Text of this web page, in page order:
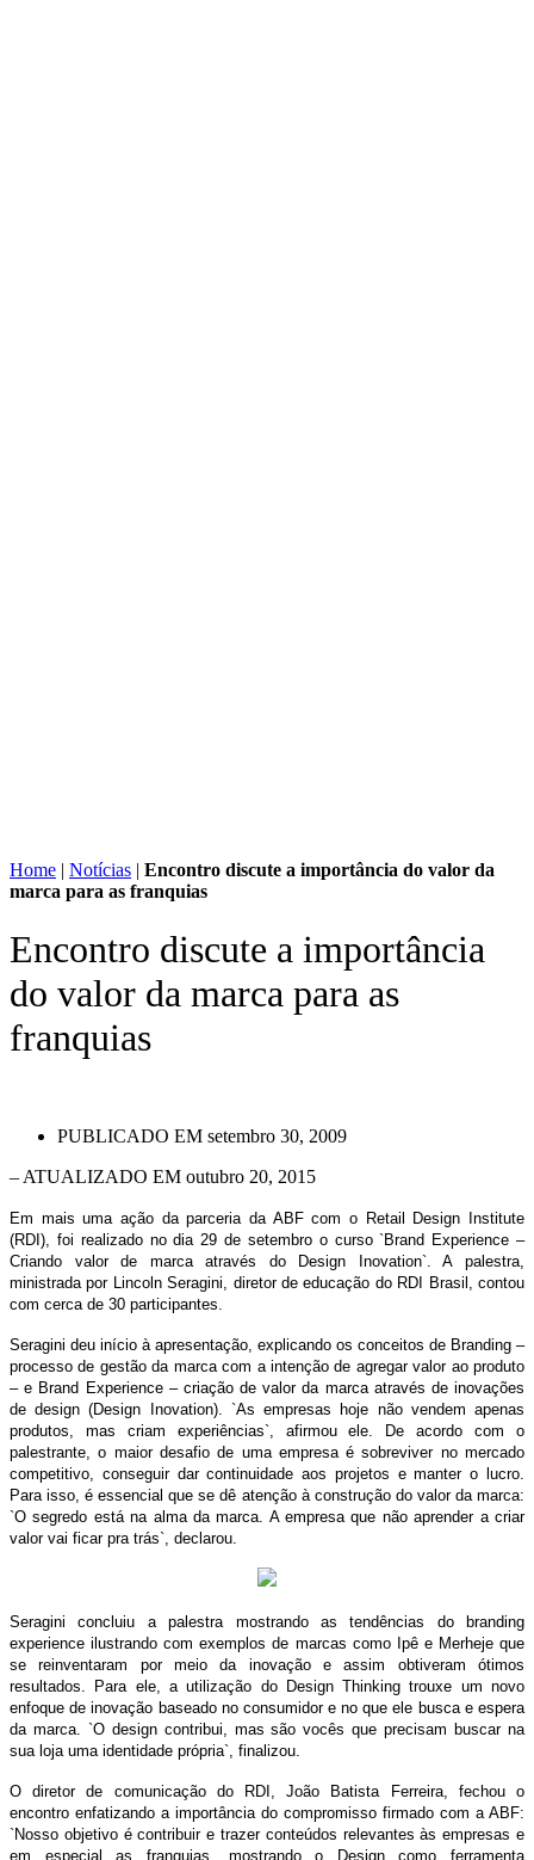
Home | Notícias | Encontro discute a importância do valor da
marca para as franquias
Encontro discute a importância
do valor da marca para as
franquias
PUBLICADO EM setembro 30, 2009
– ATUALIZADO EM outubro 20, 2015
Em mais uma ação da parceria da ABF com o Retail Design Institute
(RDI), foi realizado no dia 29 de setembro o curso `Brand Experience –
Criando valor de marca através do Design Inovation`. A palestra,
ministrada por Lincoln Seragini, diretor de educação do RDI Brasil, contou
com cerca de 30 participantes.
Seragini deu início à apresentação, explicando os conceitos de Branding –
processo de gestão da marca com a intenção de agregar valor ao produto
– e Brand Experience – criação de valor da marca através de inovações
de design (Design Inovation). `As empresas hoje não vendem apenas
produtos, mas criam experiências`, afirmou ele. De acordo com o
palestrante, o maior desafio de uma empresa é sobreviver no mercado
competitivo, conseguir dar continuidade aos projetos e manter o lucro.
Para isso, é essencial que se dê atenção à construção do valor da marca:
`O segredo está na alma da marca. A empresa que não aprender a criar
valor vai ficar pra trás`, declarou.
Seragini concluiu a palestra mostrando as tendências do branding
experience ilustrando com exemplos de marcas como Ipê e Merheje que
se reinventaram por meio da inovação e assim obtiveram ótimos
resultados. Para ele, a utilização do Design Thinking trouxe um novo
enfoque de inovação baseado no consumidor e no que ele busca e espera
da marca. `O design contribui, mas são vocês que precisam buscar na
sua loja uma identidade própria`, finalizou.
O diretor de comunicação do RDI, João Batista Ferreira, fechou o
encontro enfatizando a importância do compromisso firmado com a ABF:
`Nosso objetivo é contribuir e trazer conteúdos relevantes às empresas e
em especial as franquias, mostrando o Design como ferramenta